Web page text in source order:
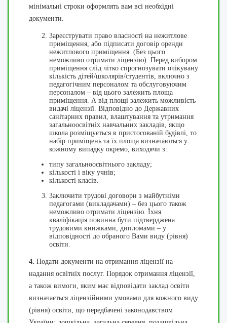
мінімальні строки оформлять вам всі необхідні
документи.
Зареєструвати право власності на нежитлове
приміщення, або підписати договір оренди
нежитлового приміщення. (Без цього
неможливо отримати ліцензію). Перед вибором
приміщення слід чітко спрогнозувати очікувану
кількість дітей/школярів/студентів, включно з
педагогічним персоналом та обслуговуючим
персоналом – від цього залежить площа
приміщення. А від площі залежить можливість
видачі ліцензії. Відповідно до Державних
санітарних правил, влаштування та утримання
загальноосвітніх навчальних закладів, якщо
школа розміщується в пристосованій будівлі, то
набір приміщень та їх площа визначаються у
кожному випадку окремо, виходячи з:
типу загальноосвітнього закладу;
кількості і віку учнів;
кількості класів.
Заключити трудові договори з майбутніми
педагогами (викладачами) – без цього також
неможливо отримати ліцензію. Їхня
кваліфікація повинна бути підтверджена
трудовими книжками, дипломами – у
відповідності до обраного Вами виду (рівня)
освіти.
4. Подати документи на отримання ліцензії на
надання освітніх послуг. Порядок отримання ліцензії,
а також вимоги, яким має відповідати заклад освіти
визначається ліцензійними умовами для кожного виду
(рівня) освіти, що передбачені законодавством